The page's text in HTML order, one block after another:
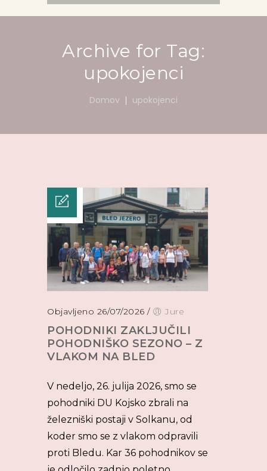
Archive for Tag:
upokojenci
Domov upokojenci
Objavljeno 26/07/2026 / Jure
POHODNIKI ZAKLJUČILI
POHODNIŠKO SEZONO – Z
VLAKOM NA BLED
V nedeljo, 26. julija 2026, smo se
pohodniki DU Kojsko zbrali na
železniški postaji v Solkanu, od
koder smo se z vlakom odpravili
proti Bledu. Kar 36 pohodnikov se